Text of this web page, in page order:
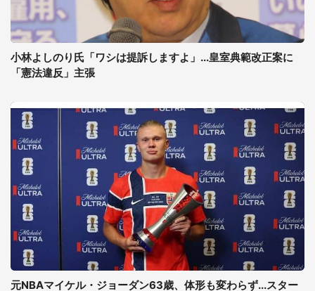
小林よしのり氏「ワシは提訴しますよ」...皇室典範改正案に
「憲法違反」主張
元NBAマイケル・ジョーダン63歳、体形も変わらず...スター